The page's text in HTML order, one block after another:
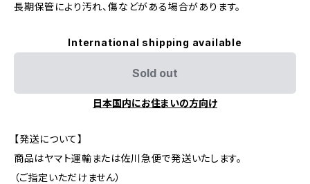
長期保管により汚れ、傷などがある場合があります。
International shipping available
Sold out
日本国内にお住まいの方向け
【発送について】
商品はヤマト運輸または佐川急便で発送いたします。
（ご指定いただけません）